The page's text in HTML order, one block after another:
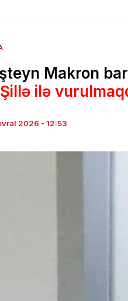
Makron
ilə
2026 - 12:53